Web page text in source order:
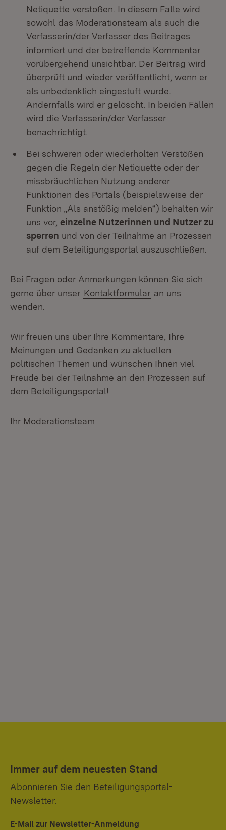
Netiquette verstoßen. In diesem Falle wird
sowohl das Moderationsteam als auch die
Verfasserin/der Verfasser des Beitrages
informiert und der betreffende Kommentar
vorübergehend unsichtbar. Der Beitrag wird
überprüft und wieder veröffentlicht, wenn er
als unbedenklich eingestuft wurde.
Andernfalls wird er gelöscht. In beiden Fällen
wird die Verfasserin/der Verfasser
benachrichtigt.
Bei schweren oder wiederholten Verstößen
gegen die Regeln der Netiquette oder der
missbräuchlichen Nutzung anderer
Funktionen des Portals (beispielsweise der
Funktion „Als anstößig melden“) behalten wir
uns vor, einzelne Nutzerinnen und Nutzer zu
sperren und von der Teilnahme an Prozessen
auf dem Beteiligungsportal auszuschließen.
Bei Fragen oder Anmerkungen können Sie sich
gerne über unser Kontaktformular an uns
wenden.
Wir freuen uns über Ihre Kommentare, Ihre
Meinungen und Gedanken zu aktuellen
politischen Themen und wünschen Ihnen viel
Freude bei der Teilnahme an den Prozessen auf
dem Beteiligungsportal!
Ihr Moderationsteam
Immer auf dem neuesten Stand
Abonnieren Sie den Beteiligungsportal-
Newsletter.
E-Mail zur Newsletter-Anmeldung